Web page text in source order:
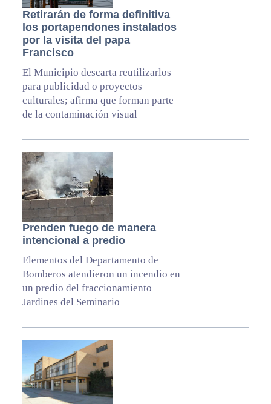
Retirarán de forma definitiva
los portapendones instalados
por la visita del papa
Francisco
El Municipio descarta reutilizarlos
para publicidad o proyectos
culturales; afirma que forman parte
de la contaminación visual
Prenden fuego de manera
intencional a predio
Elementos del Departamento de
Bomberos atendieron un incendio en
un predio del fraccionamiento
Jardines del Seminario